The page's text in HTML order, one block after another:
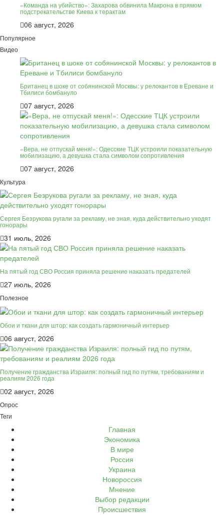
«Команда на убийство»: Захарова обвинила Макрона в прямом
подстрекательстве Киева к терактам
06 август, 2026
Популярное
Видео
Британец в шоке от собянинской Москвы: у релокантов в Ереване и
Тбилиси бомбануло
07 август, 2026
«Вера, не отпускай меня!»: Одесские ТЦК устроили показательную
мобилизацию, а девушка стала символом сопротивления
07 август, 2026
Культура
Сергея Безрукова ругали за рекламу, не зная, куда действительно уходят
гонорары
31 июль, 2026
На пятый год СВО Россия приняла решение наказать предателей
27 июль, 2026
Полезное
Обои и ткани для штор: как создать гармоничный интерьер
06 август, 2026
Получение гражданства Израиля: полный гид по путям, требованиям и
реалиям 2026 года
02 август, 2026
Опрос
Теги
Главная
Экономика
В мире
Россия
Украина
Новороссия
Мнение
Выбор редакции
Происшествия